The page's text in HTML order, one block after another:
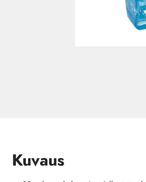
Kuvaus